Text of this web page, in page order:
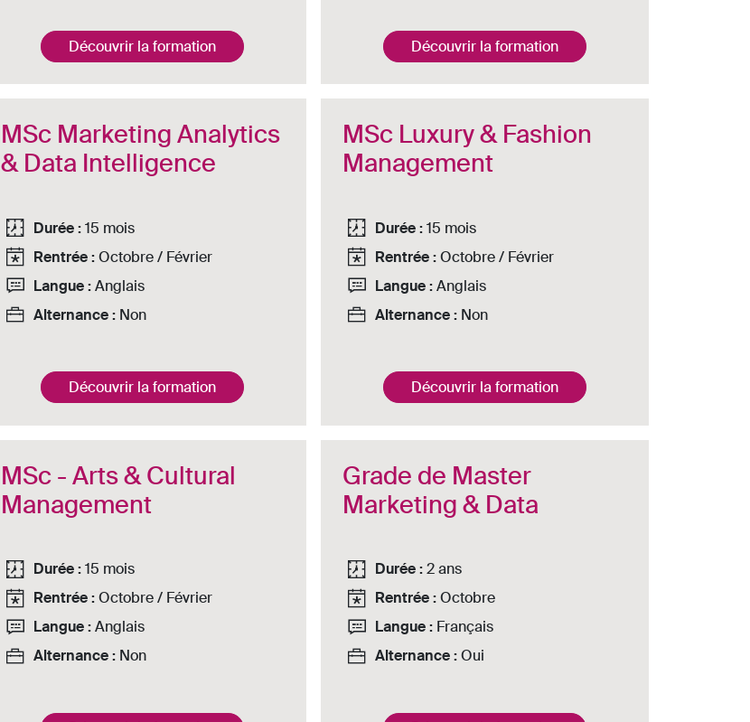
Découvrir la formation Découvrir la formation
MSc Marketing Analytics
& Data Intelligence
Durée : 15 mois
Rentrée : Octobre / Février
Langue : Anglais
Alternance : Non
Découvrir la formation
MSc Luxury & Fashion
Management
Durée : 15 mois
Rentrée : Octobre / Février
Langue : Anglais
Alternance : Non
Découvrir la formation
MSc - Arts & Cultural
Management
Durée : 15 mois
Rentrée : Octobre / Février
Langue : Anglais
Alternance : Non
Grade de Master
Marketing & Data
Durée : 2 ans
Rentrée : Octobre
Langue : Français
Alternance : Oui